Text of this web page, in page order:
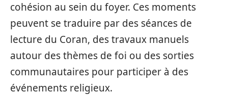
cohésion au sein du foyer. Ces moments
peuvent se traduire par des séances de
lecture du Coran, des travaux manuels
autour des thèmes de foi ou des sorties
communautaires pour participer à des
événements religieux.